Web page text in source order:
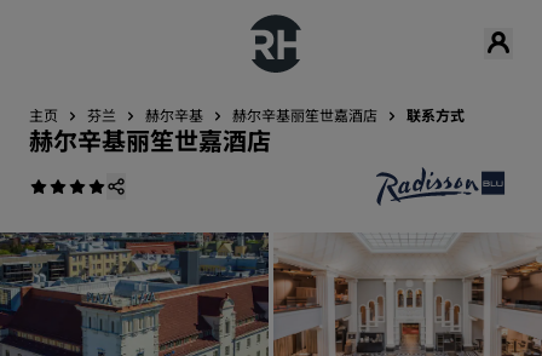
主页 芬兰 赫尔辛基 赫尔辛基丽笙世嘉酒店 联系方式
赫尔辛基丽笙世嘉酒店